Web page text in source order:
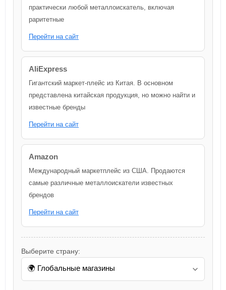
практически любой металлоискатель, включая
раритетные
Перейти на сайт
AliExpress
Гигантский маркет-плейс из Китая. В основном
представлена китайская продукция, но можно найти и
известные бренды
Перейти на сайт
Amazon
Международный маркетплейс из США. Продаются
самые различные металлоискатели известных
брендов
Перейти на сайт
Выберите страну: